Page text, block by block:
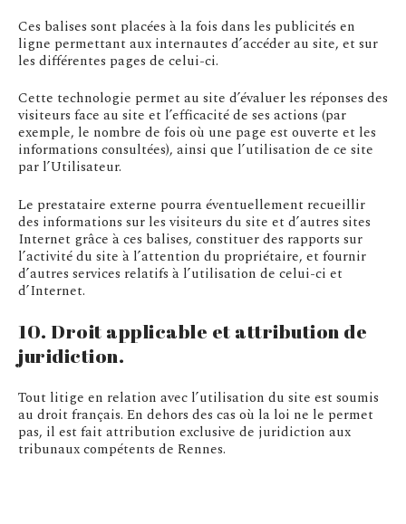
Ces balises sont placées à la fois dans les publicités en
ligne permettant aux internautes d’accéder au site, et sur
les différentes pages de celui-ci.
Cette technologie permet au site d’évaluer les réponses des
visiteurs face au site et l’efficacité de ses actions (par
exemple, le nombre de fois où une page est ouverte et les
informations consultées), ainsi que l’utilisation de ce site
par l’Utilisateur.
Le prestataire externe pourra éventuellement recueillir
des informations sur les visiteurs du site et d’autres sites
Internet grâce à ces balises, constituer des rapports sur
l’activité du site à l’attention du propriétaire, et fournir
d’autres services relatifs à l’utilisation de celui-ci et
d’Internet.
10. Droit applicable et attribution de
juridiction.
Tout litige en relation avec l’utilisation du site est soumis
au droit français. En dehors des cas où la loi ne le permet
pas, il est fait attribution exclusive de juridiction aux
tribunaux compétents de Rennes.